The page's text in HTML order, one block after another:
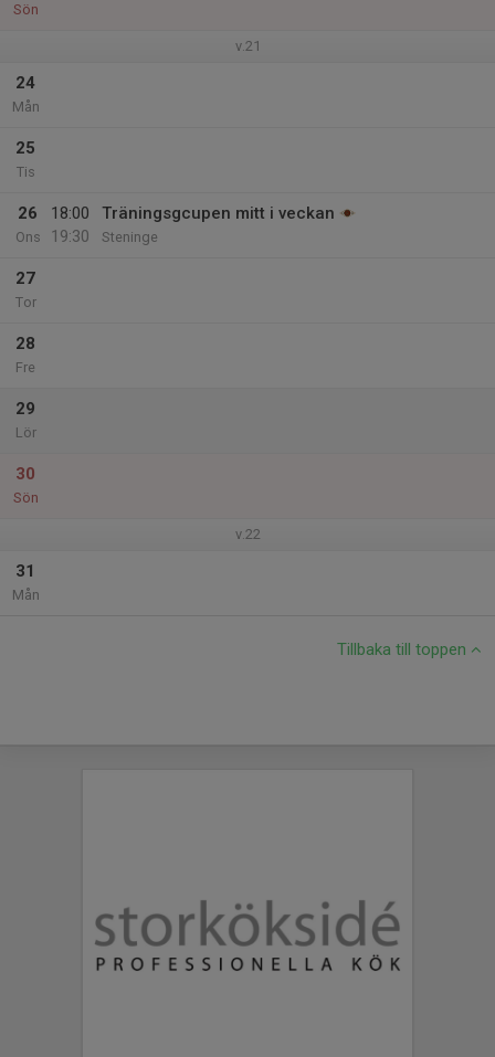
Sön
v.21
24
Mån
25
Tis
26
Ons
18:00
19:30
Träningsgcupen mitt i veckan
Steninge
27
Tor
28
Fre
29
Lör
30
Sön
v.22
31
Mån
Tillbaka till toppen